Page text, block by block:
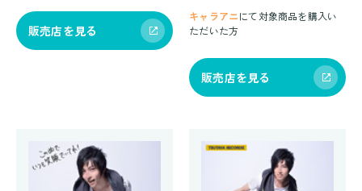
販売店を見る
キャラアニ にて対象商品を購入い
ただいた方
販売店を見る